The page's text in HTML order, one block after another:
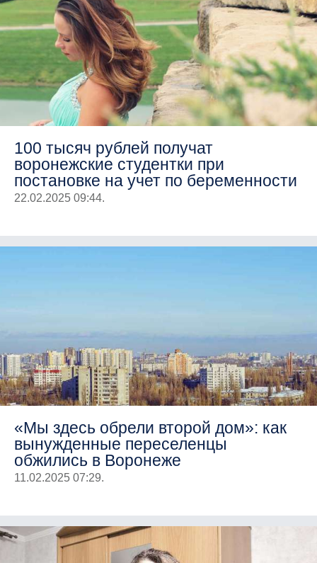
100 тысяч рублей получат
воронежские студентки при
постановке на учет по беременности
22.02.2025 09:44.
«Мы здесь обрели второй дом»: как
вынужденные переселенцы
обжились в Воронеже
11.02.2025 07:29.